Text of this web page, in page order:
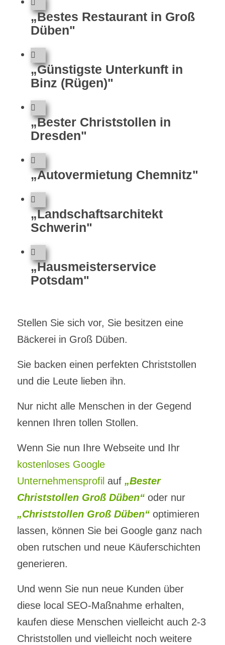
„Bestes Restaurant in Groß
Düben"
„Günstigste Unterkunft in
Binz (Rügen)"
„Bester Christstollen in
Dresden"
„Autovermietung Chemnitz"
„Landschaftsarchitekt
Schwerin"
„Hausmeisterservice
Potsdam"
Stellen Sie sich vor, Sie besitzen eine
Bäckerei in Groß Düben.
Sie backen einen perfekten Christstollen
und die Leute lieben ihn.
Nur nicht alle Menschen in der Gegend
kennen Ihren tollen Stollen.
Wenn Sie nun Ihre Webseite und Ihr
kostenloses Google
Unternehmensprofil auf „Bester
Christstollen Groß Düben“oder nur
„Christstollen Groß Düben“optimieren
lassen, können Sie bei Google ganz nach
oben rutschen und neue Käuferschichten
generieren.
Und wenn Sie nun neue Kunden über
diese local SEO-Maßnahme erhalten,
kaufen diese Menschen vielleicht auch 2-3
Christstollen und vielleicht noch weitere